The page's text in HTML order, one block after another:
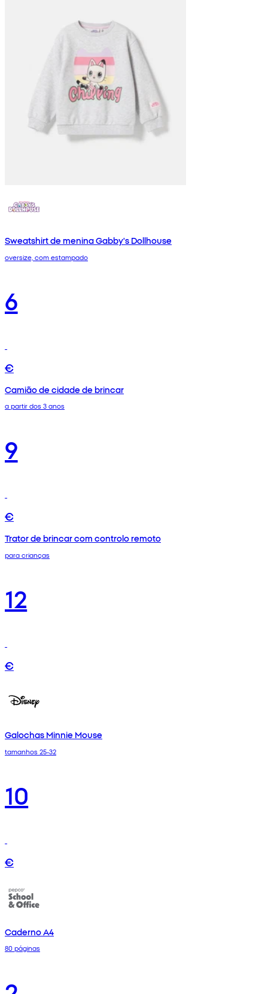
Sweatshirt de menina Gabby's Dollhouse
oversize, com estampado
6
€
Camião de cidade de brincar
a partir dos 3 anos
9
€
Trator de brincar com controlo remoto
para crianças
12
€
Galochas Minnie Mouse
tamanhos 25-32
10
€
Caderno A4
80 páginas